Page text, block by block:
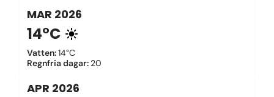
MAR 2026
14°C
Vatten:14°C
Regnfria dagar: 20
APR 2026